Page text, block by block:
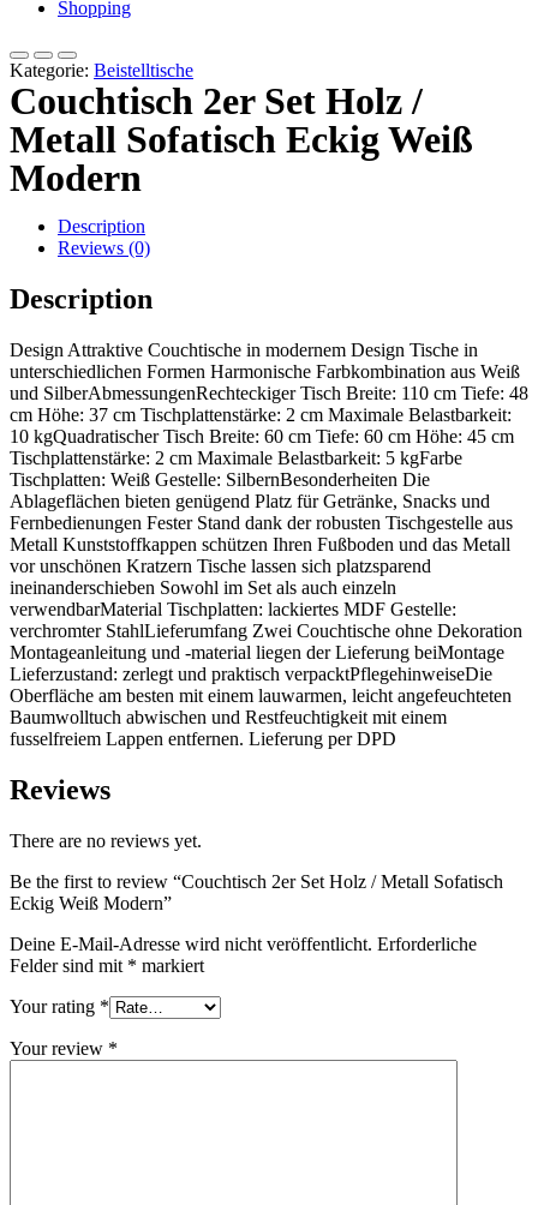
Shopping
Kategorie: Beistelltische
Couchtisch 2er Set Holz /
Metall Sofatisch Eckig Weiß
Modern
Description
Reviews (0)
Description
Design Attraktive Couchtische in modernem Design Tische in
unterschiedlichen Formen Harmonische Farbkombination aus Weiß
und SilberAbmessungenRechteckiger Tisch Breite: 110 cm Tiefe: 48
cm Höhe: 37 cm Tischplattenstärke: 2 cm Maximale Belastbarkeit:
10 kgQuadratischer Tisch Breite: 60 cm Tiefe: 60 cm Höhe: 45 cm
Tischplattenstärke: 2 cm Maximale Belastbarkeit: 5 kgFarbe
Tischplatten: Weiß Gestelle: SilbernBesonderheiten Die
Ablageflächen bieten genügend Platz für Getränke, Snacks und
Fernbedienungen Fester Stand dank der robusten Tischgestelle aus
Metall Kunststoffkappen schützen Ihren Fußboden und das Metall
vor unschönen Kratzern Tische lassen sich platzsparend
ineinanderschieben Sowohl im Set als auch einzeln
verwendbarMaterial Tischplatten: lackiertes MDF Gestelle:
verchromter StahlLieferumfang Zwei Couchtische ohne Dekoration
Montageanleitung und -material liegen der Lieferung beiMontage
Lieferzustand: zerlegt und praktisch verpacktPflegehinweiseDie
Oberfläche am besten mit einem lauwarmen, leicht angefeuchteten
Baumwolltuch abwischen und Restfeuchtigkeit mit einem
fusselfreiem Lappen entfernen. Lieferung per DPD
Reviews
There are no reviews yet.
Be the first to review “Couchtisch 2er Set Holz / Metall Sofatisch
Eckig Weiß Modern”
Deine E-Mail-Adresse wird nicht veröffentlicht. Erforderliche
Felder sind mit * markiert
Your rating *
Your review *